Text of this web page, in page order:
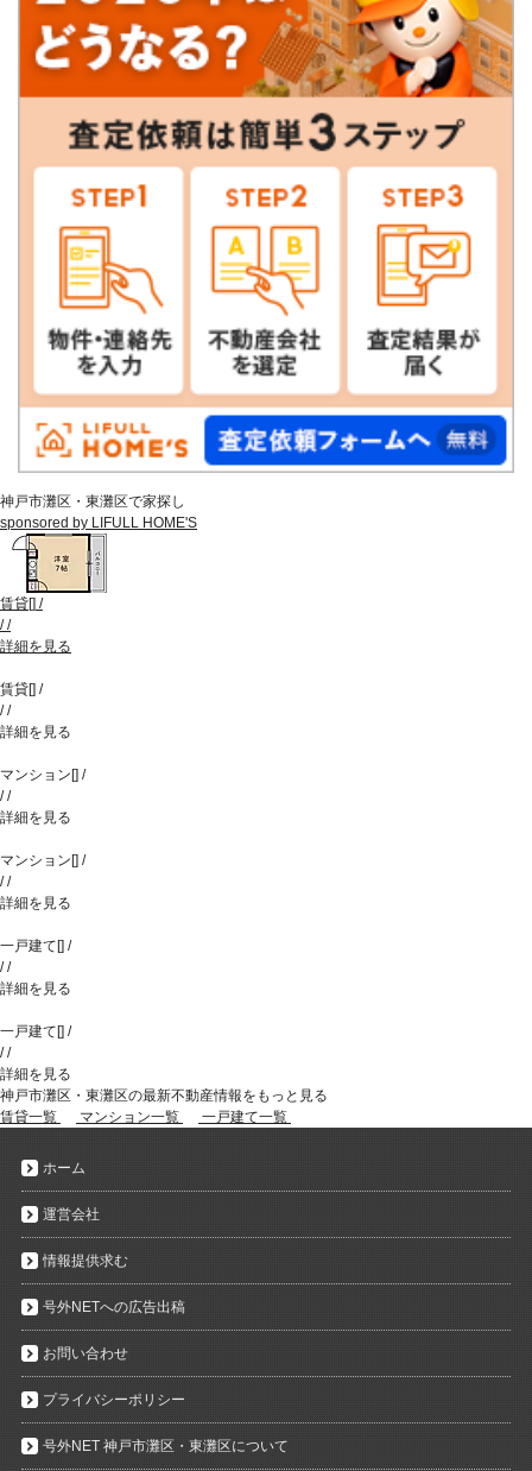
神戸市灘区・東灘区で家探し
sponsored by LIFULL HOME'S
賃貸[] /
//
詳細を見る
賃貸[] /
//
詳細を見る
マンション [] /
//
詳細を見る
マンション [] /
//
詳細を見る
一戸建て [] /
//
詳細を見る
一戸建て [] /
//
詳細を見る
神戸市灘区・東灘区の最新不動産情報をもっと見る
賃貸一覧
マンション一覧 一戸建て一覧
ホーム
運営会社
情報提供求む
号外NETへの広告出稿
お問い合わせ
プライバシーポリシー
号外NET 神戸市灘区・東灘区について